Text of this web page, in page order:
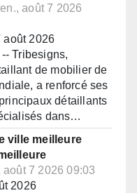
août 7 2026
août 2026
Tribesigns,
de mobilier de
a renforcé ses
détaillants
dans…
ville meilleure
août 7 2026 09:03
2026